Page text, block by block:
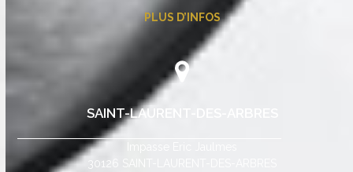
PLUS D’INFOS
SAINT-LAURENT-DES-ARBRES
30126 SAINT-LAURENT-DES-ARBRES